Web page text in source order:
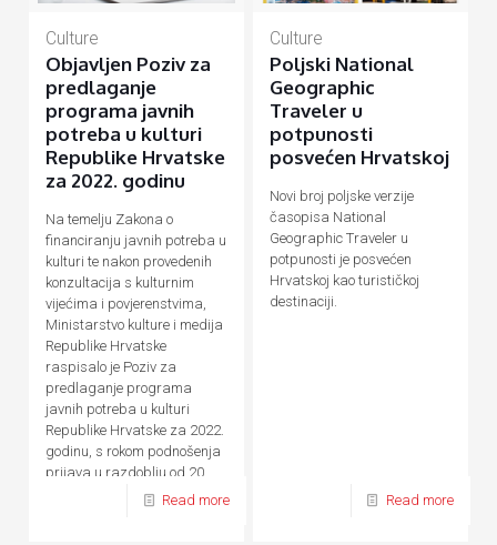
Culture
Objavljen Poziv za
predlaganje
programa javnih
potreba u kulturi
Republike Hrvatske
za 2022. godinu
Na temelju Zakona o
financiranju javnih potreba u
kulturi te nakon provedenih
konzultacija s kulturnim
vijećima i povjerenstvima,
Ministarstvo kulture i medija
Republike Hrvatske
raspisalo je Poziv za
predlaganje programa
javnih potreba u kulturi
Republike Hrvatske za 2022.
godinu, s rokom podnošenja
prijava u razdoblju od 20.
rujna do 20. listopada 2021.
Read more
Culture
Poljski National
Geographic
Traveler u
potpunosti
posvećen Hrvatskoj
Novi broj poljske verzije
časopisa National
Geographic Traveler u
potpunosti je posvećen
Hrvatskoj kao turističkoj
destinaciji.
Read more